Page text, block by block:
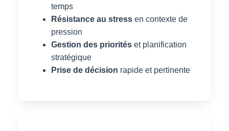
temps
Résistance au stress en contexte de
pression
Gestion des priorités et planification
stratégique
Prise de décision rapide et pertinente